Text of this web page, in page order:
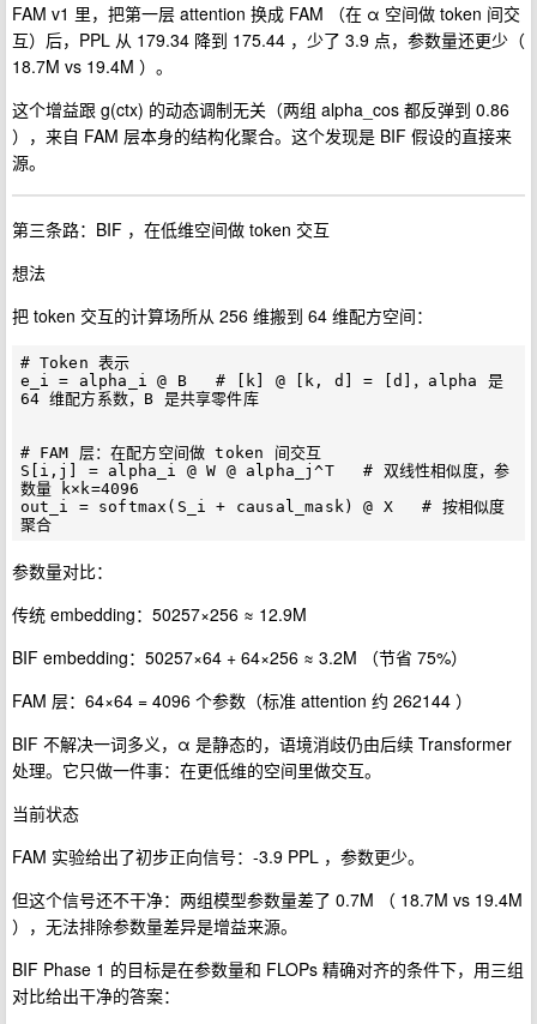
FAM v1 里，把第一层 attention 换成 FAM （在 α 空间做 token 间交
互）后，PPL 从 179.34 降到 175.44 ，少了 3.9 点，参数量还更少（
18.7M vs 19.4M ）。
这个增益跟 g(ctx) 的动态调制无关（两组 alpha_cos 都反弹到 0.86
），来自 FAM 层本身的结构化聚合。这个发现是 BIF 假设的直接来
源。
第三条路：BIF ，在低维空间做 token 交互
想法
把 token 交互的计算场所从 256 维搬到 64 维配方空间：
# Token 表示
e_i = alpha_i @ B   # [k] @ [k, d] = [d]，alpha 是
64 维配方系数，B 是共享零件库
# FAM 层：在配方空间做 token 间交互
S[i,j] = alpha_i @ W @ alpha_j^T   # 双线性相似度，参
数量 k×k=4096
out_i = softmax(S_i + causal_mask) @ X   # 按相似度
聚合
参数量对比：
传统 embedding：50257×256 ≈ 12.9M
BIF embedding：50257×64 + 64×256 ≈ 3.2M （节省 75%）
FAM 层：64×64 = 4096 个参数（标准 attention 约 262144 ）
BIF 不解决一词多义，α 是静态的，语境消歧仍由后续 Transformer
处理。它只做一件事：在更低维的空间里做交互。
当前状态
FAM 实验给出了初步正向信号：-3.9 PPL ，参数更少。
但这个信号还不干净：两组模型参数量差了 0.7M （ 18.7M vs 19.4M
），无法排除参数量差异是增益来源。
BIF Phase 1 的目标是在参数量和 FLOPs 精确对齐的条件下，用三组
对比给出干净的答案：